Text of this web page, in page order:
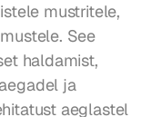
mustritele,
See
haldamist,
ja
aeglastel